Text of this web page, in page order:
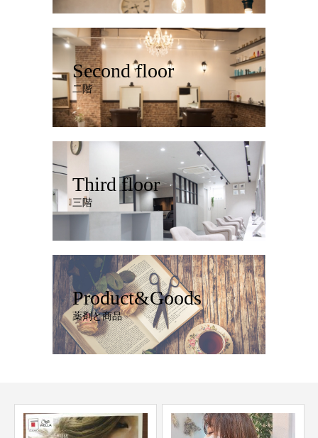
Second floor
二階
Third floor
三階
Product&Goods
薬剤と商品